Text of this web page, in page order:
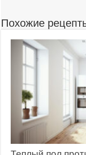
Похожие